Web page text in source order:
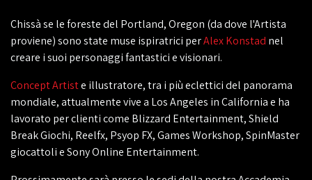
Chissà se le foreste del Portland, Oregon (da dove l'Artista
proviene) sono state muse ispiratrici perAlex Konstad nel
creare i suoi personaggi fantastici e visionari.
Concept Artiste illustratore, tra i più eclettici del panorama
mondiale, attualmente vive a Los Angeles in California e ha
lavorato per clienti come Blizzard Entertainment, Shield
Break Giochi, Reelfx, Psyop FX, Games Workshop, SpinMaster
giocattoli e Sony Online Entertainment.